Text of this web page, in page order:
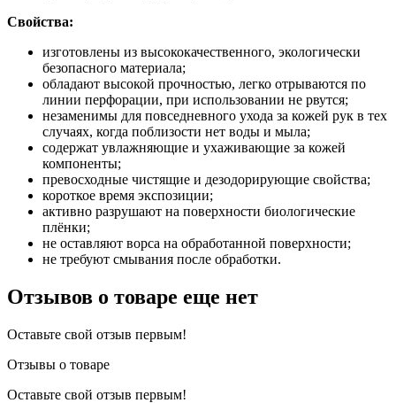
Свойства:
изготовлены из высококачественного, экологически
безопасного материала;
обладают высокой прочностью, легко отрываются по
линии перфорации, при использовании не рвутся;
незаменимы для повседневного ухода за кожей рук в тех
случаях, когда поблизости нет воды и мыла;
содержат увлажняющие и ухаживающие за кожей
компоненты;
превосходные чистящие и дезодорирующие свойства;
короткое время экспозиции;
активно разрушают на поверхности биологические
плёнки;
не оставляют ворса на обработанной поверхности;
не требуют смывания после обработки.
Отзывов о товаре еще нет
Оставьте свой отзыв первым!
Отзывы о товаре
Оставьте свой отзыв первым!